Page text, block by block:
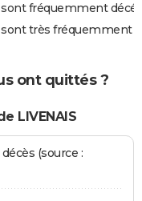
fréquemment
très fréquemment
ont quittés ?
LIVENAIS
(source :